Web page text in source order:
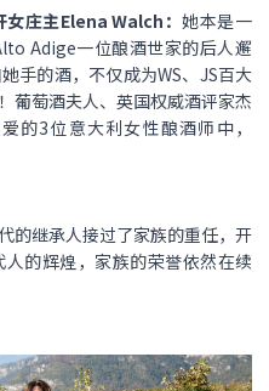
女庄主Elena Walch：她本是一
Adige一位酿酒世家的后人邂
手的酒，不仅成为WS、JS百大
葡萄酒夫人、英国权威酒评家杰
的3位意大利女性酿酒师中，
的继承人接过了家族的重任，开
的辉煌，家族的荣誉依然在续